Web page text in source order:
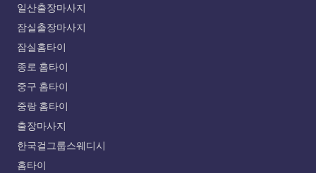
일산출장마사지
잠실출장마사지
잠실홈타이
종로 홈타이
중구 홈타이
중랑 홈타이
출장마사지
한국걸그룹스웨디시
홈타이